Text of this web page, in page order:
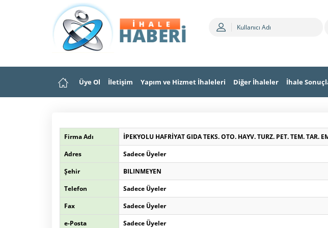
Üye Ol İletişim Yapım ve Hizmet İhaleleri Diğer İhaleler İhale
Firma Adı
İPEKYOLU HAFRİYAT GIDA TEKS. OTO. HAYV. TURZ. PET. TEM. TAR.
Adres
Sadece Üyeler
Şehir
BILINMEYEN
Telefon
Sadece Üyeler
Fax
Sadece Üyeler
e-Posta
Sadece Üyeler